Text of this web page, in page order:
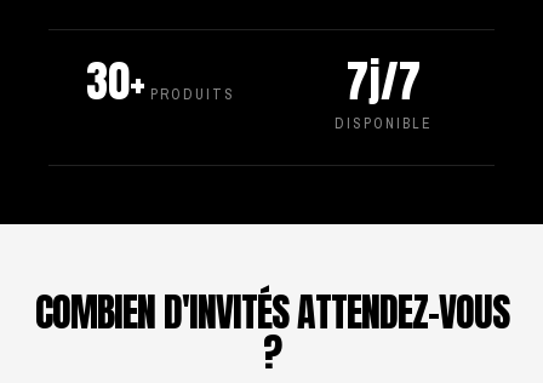
30+ PRODUITS 7j/7
DISPONIBLE
COMBIEN D'INVITÉS ATTENDEZ-VOUS
?